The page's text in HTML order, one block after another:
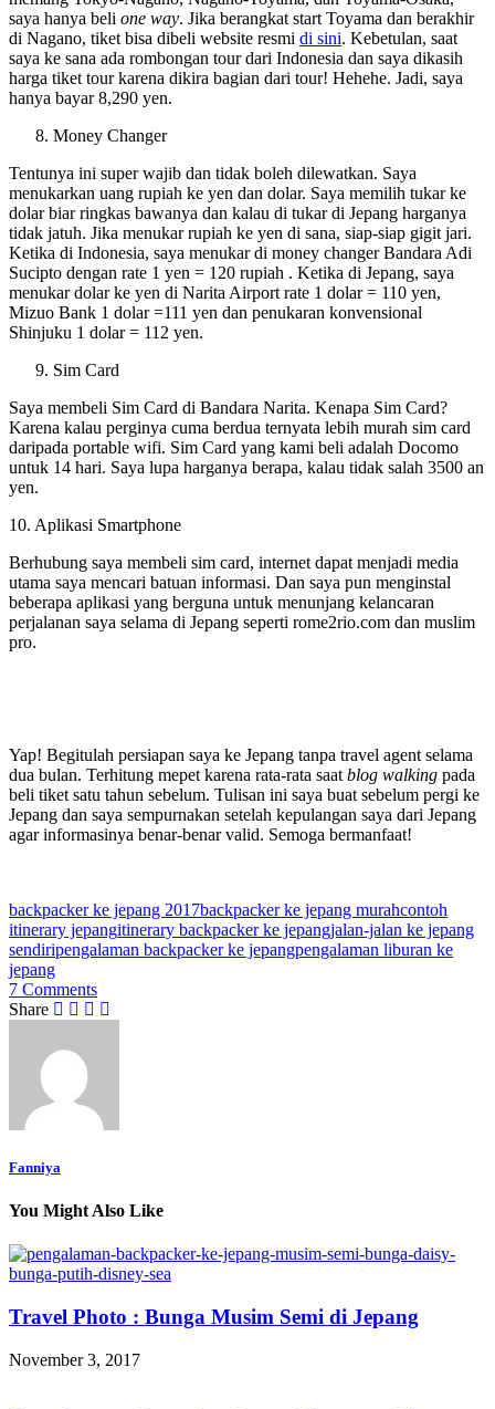
saya hanya beli one way. Jika berangkat start Toyama dan berakhir
di Nagano, tiket bisa dibeli website resmi di sini. Kebetulan, saat
saya ke sana ada rombongan tour dari Indonesia dan saya dikasih
harga tiket tour karena dikira bagian dari tour! Hehehe. Jadi, saya
hanya bayar 8,290 yen.
Money Changer
Tentunya ini super wajib dan tidak boleh dilewatkan. Saya
menukarkan uang rupiah ke yen dan dolar. Saya memilih tukar ke
dolar biar ringkas bawanya dan kalau di tukar di Jepang harganya
tidak jatuh. Jika menukar rupiah ke yen di sana, siap-siap gigit jari.
Ketika di Indonesia, saya menukar di money changer Bandara Adi
Sucipto dengan rate 1 yen = 120 rupiah . Ketika di Jepang, saya
menukar dolar ke yen di Narita Airport rate 1 dolar = 110 yen,
Mizuo Bank 1 dolar =111 yen dan penukaran konvensional
Shinjuku 1 dolar = 112 yen.
Sim Card
Saya membeli Sim Card di Bandara Narita. Kenapa Sim Card?
Karena kalau perginya cuma berdua ternyata lebih murah sim card
daripada portable wifi. Sim Card yang kami beli adalah Docomo
untuk 14 hari. Saya lupa harganya berapa, kalau tidak salah 3500 an
yen.
10. Aplikasi Smartphone
Berhubung saya membeli sim card, internet dapat menjadi media
utama saya mencari batuan informasi. Dan saya pun menginstal
beberapa aplikasi yang berguna untuk menunjang kelancaran
perjalanan saya selama di Jepang seperti rome2rio.com dan muslim
pro.
Yap! Begitulah persiapan saya ke Jepang tanpa travel agent selama
dua bulan. Terhitung mepet karena rata-rata saat blog walking pada
beli tiket satu tahun sebelum. Tulisan ini saya buat sebelum pergi ke
Jepang dan saya sempurnakan setelah kepulangan saya dari Jepang
agar informasinya benar-benar valid. Semoga bermanfaat!
backpacker ke jepang 2017backpacker ke jepang murahcontoh
itinerary jepangitinerary backpacker ke jepangjalan-jalan ke jepang
sendiripengalaman backpacker ke jepangpengalaman liburan ke
jepang
7 Comments
Share
Fanniya
You Might Also Like
Travel Photo : Bunga Musim Semi di Jepang
November 3, 2017